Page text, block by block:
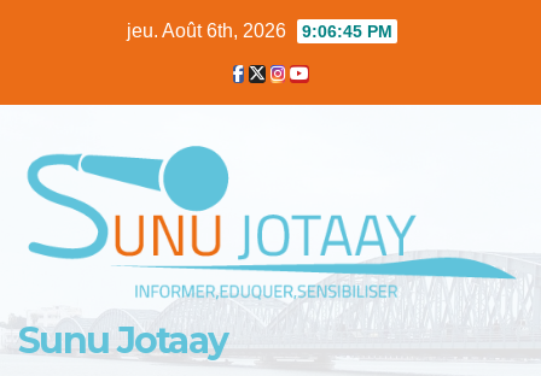
jeu. Août 6th, 2026 9:06:46 PM
Sunu Jotaay